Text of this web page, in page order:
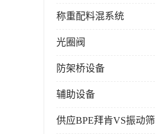
称重配料混系统
光圈阀
防架桥设备
辅助设备
供应BPE拜肯VS振动筛